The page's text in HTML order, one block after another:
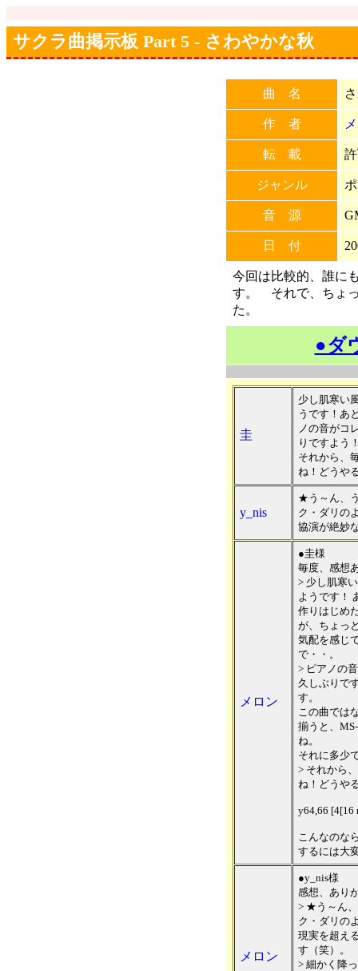
サクラ曲掲示板 Part 5 - さわやかな秋
曲 名
作 者
転 載
ジャンル
音 源
日 付
今回は比較的、誰に
す。 それで、ちょ
た。
●ダ
圭
少し肌寒い
うです！あ
ノの音がコ
りですよう
それから、
ね！どうや
y_nis
★う～ん、
ク・ダリの
協演が絶妙
メロン
●圭様
毎度、感想
> 少し肌寒
ようです！
作りはじめ
が、ちょっ
気配を感じ
で・・。
> ピアノの
久しぶりで
す。
この曲では
揃うと、
ね。
それに多少
> それから
ね！どうや
y64,66 [4[16
こんなのな
するには大
メロン
●y_nis様
感想、あり
> ★う～ん
ク・ダリの
現実を超え
す（笑）。
> 細かく降